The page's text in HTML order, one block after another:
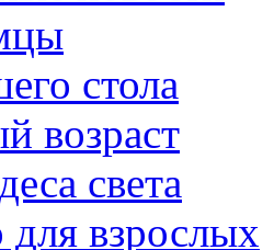
стола
возраст
света
для взрослых